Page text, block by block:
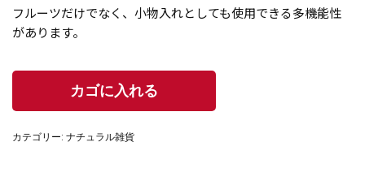
フルーツだけでなく、小物入れとしても使用できる多機能性
があります。
カテゴリー: ナチュラル雑貨